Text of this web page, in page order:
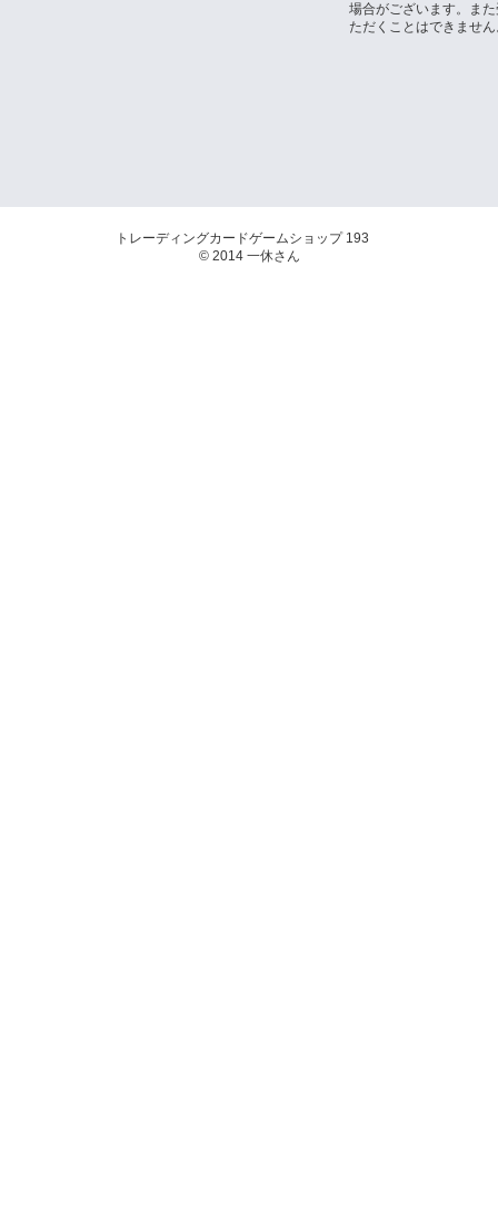
場合がございます。ま
ただくことはできませ
トレーディングカードゲームショップ 193
© 2014 一休さん